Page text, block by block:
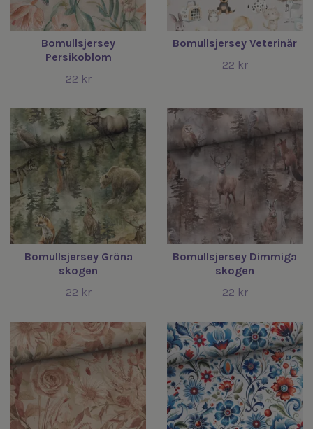
Bomullsjersey
Persikoblom
22 kr
Bomullsjersey Veterinär
22 kr
Bomullsjersey Gröna
skogen
22 kr
Bomullsjersey Dimmiga
skogen
22 kr